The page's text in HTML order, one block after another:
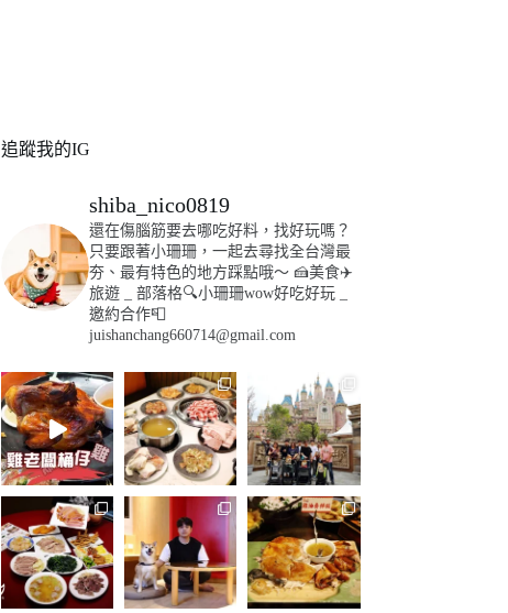
追蹤我的IG
shiba_nico0819
還在傷腦筋要去哪吃好料，找好玩嗎？
只要跟著小珊珊，一起去尋找全台灣最
夯、最有特色的地方踩點哦～ 🍰美食✈️
旅遊
部落格🔍小珊珊wow好吃好玩
邀約合作📮
juishanchang660714@gmail.com